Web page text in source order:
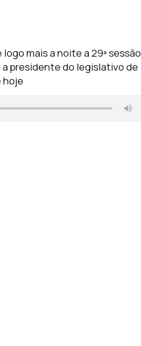
mais a noite a 29ª sessão
a presidente do legislativo de
hoje